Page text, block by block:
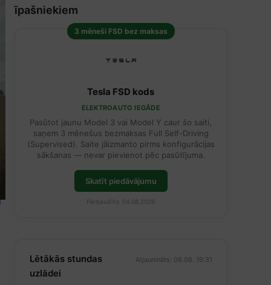
īpašniekiem
3 mēneši FSD bez maksas
Tesla FSD kods
ELEKTROAUTO IEGĀDE
Pasūtot jaunu Model 3 vai Model Y caur šo saiti,
saņem 3 mēnešus bezmaksas Full Self-Driving
(Supervised). Saite jāizmanto pirms konfigurācijas
sākšanas — nevar pievienot pēc pasūtījuma.
Skatīt piedāvājumu
Pārbaudīts: 04.08.2026
Lētākās stundas
uzlādei
Atjaunināts: 08.08. 19:31